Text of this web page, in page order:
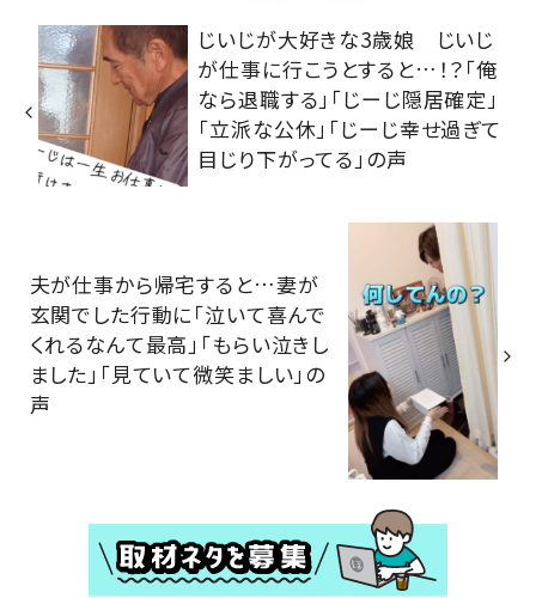
じいじが大好きな3歳娘 じいじ
が仕事に行こうとすると…！？「俺
なら退職する」「じーじ隠居確定」
「立派な公休」「じーじ幸せ過ぎて
目じり下がってる」の声
夫が仕事から帰宅すると…妻が
玄関でした行動に「泣いて喜んで
くれるなんて最高」「もらい泣きし
ました」「見ていて微笑ましい」の
声